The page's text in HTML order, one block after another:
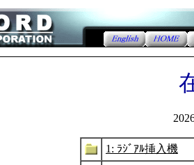
1: ﾗｼﾞｱﾙ挿入機